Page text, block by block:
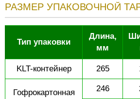
РАЗМЕР УПАКОВОЧНОЙ
Тип упаковки
Длина,
мм
KLT-контейнер 265
Гофрокартонная
246